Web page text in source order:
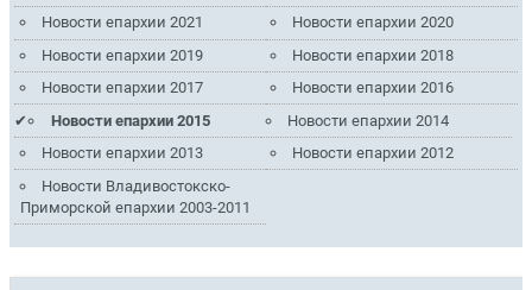
Новости епархии 2021
Новости епархии 2020
Новости епархии 2019
Новости епархии 2018
Новости епархии 2017
Новости епархии 2016
Новости епархии 2015
Новости епархии 2014
Новости епархии 2013
Новости епархии 2012
Новости Владивостокско-
Приморской епархии 2003-2011